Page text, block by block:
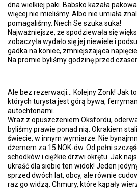
dna wielkiej paki. Babsko kazała
więcej nie mieliśmy. Albo nie umiała
pomagaliśmy. Niech Se szuka suka!
Najważniejsze, że spodziewała się
zobaczyła wydało się jej niewiele i
gadka na koniec, zmniejszająca
Na promie byliśmy godzinę przed
Ale bez rezerwacji... Kolejny Zonk! Jak
których turysta jest górą bywa,
autochtonami.
Wraz z opuszczeniem Oksfordu,
byliśmy prawie ponad nią. Okrakiem
świecie, w innym wymiarze. Nie
dżemem za 15 NOK-ów. Od pełni
schodków i ciężkie drzwi okrętu. Jak
ukraść dla siebie ten widok! Jeden
sprzed dwóch lat, obcy, ale równie
raz go widzą. Chmury, które kąpały